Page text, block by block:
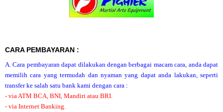
CARA PEMBAYARAN :
A. Cara pembayaran dapat dilakukan dengan berbagai macam cara, anda dapat
memilih cara yang termudah dan nyaman yang dapat anda lakukan, seperti
transfer ke salah satu bank kami dengan cara :
- via ATM BCA, BNI, Mandiri atau BRI.
- via Internet Banking.